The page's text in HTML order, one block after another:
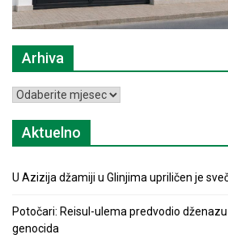
Arhiva
Arhiva
Aktuelno
U Azizija džamiji u Glinjima upriličen je
Potočari: Reisul-ulema predvodio
genocida